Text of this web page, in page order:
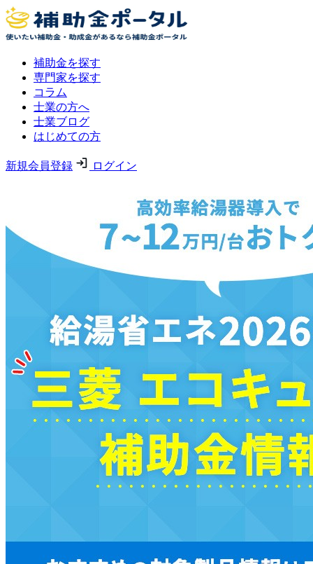
補助金を探す
専門家を探す
コラム
士業の方へ
士業ブログ
はじめての方
新規会員登録 ログイン